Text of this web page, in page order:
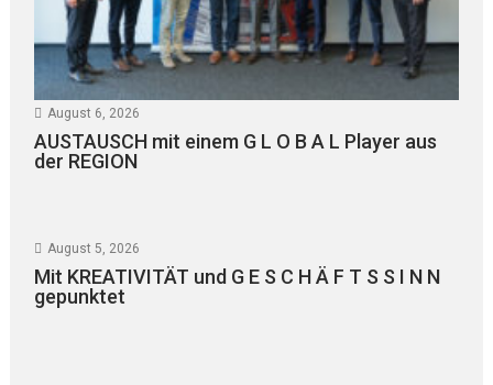
August 6, 2026
AUSTAUSCH mit einem G L O B A L Player aus
der REGION
August 5, 2026
Mit KREATIVITÄT und G E S C H Ä F T S S I N N
gepunktet